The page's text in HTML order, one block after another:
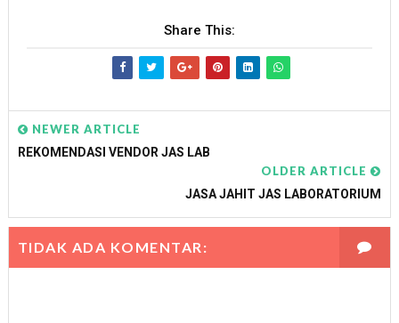
Share This:
NEWER ARTICLE
REKOMENDASI VENDOR JAS LAB
OLDER ARTICLE
JASA JAHIT JAS LABORATORIUM
TIDAK ADA KOMENTAR: